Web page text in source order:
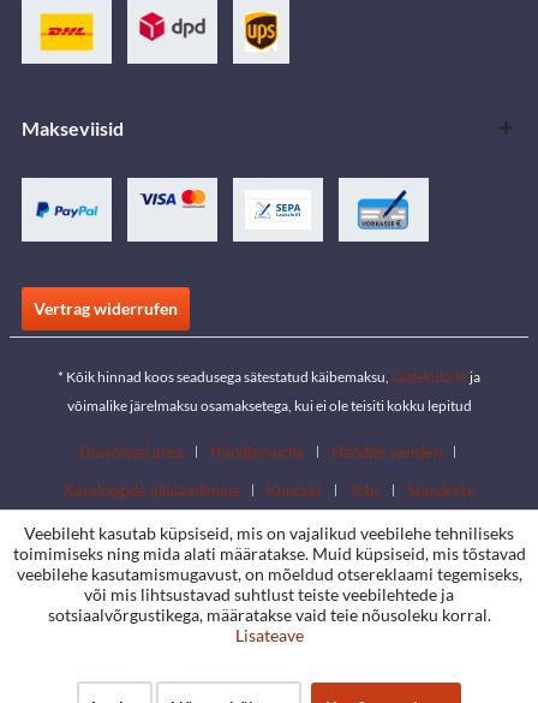
Makseviisid
Vertrag widerrufen
* Kõik hinnad koos seadusega sätestatud käibemaksu, saatekulude ja
võimalike järelmaksu osamaksetega, kui ei ole teisiti kokku lepitud
Download area Händlersuche
Händler werden
Kataloogide allalaadimine
Kontakt Jobs Standorte
Veebileht kasutab küpsiseid, mis on vajalikud veebilehe tehniliseks
toimimiseks ning mida alati määratakse. Muid küpsiseid, mis tõstavad
veebilehe kasutamismugavust, on mõeldud otsereklaami tegemiseks,
või mis lihtsustavad suhtlust teiste veebilehtede ja
sotsiaalvõrgustikega, määratakse vaid teie nõusoleku korral.
Lisateave